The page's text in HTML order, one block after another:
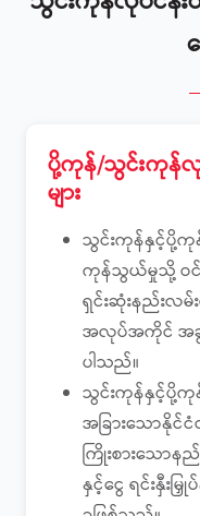
ပို့ကုန်/သွင်းကုန်လု
များ
သွင်းကုန်နှင့်ပို့ကု
ကုန်သွယ်မှုသို့ ဝင်
ရှင်းဆုံးနည်းလမ်
အလုပ်အကိုင် အခွ
ပါသည်။
သွင်းကုန်နှင့်ပို့ကု
အခြားသောနို
ကြိုးစားသောနည်
နှင့်ငွေ ရင်းနှီးမ